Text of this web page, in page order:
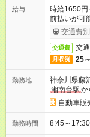
給与
時給1650
前払いが可
交通費
交通費 交
月収例 25
勤務地
神奈川県藤
湘南台駅か
自動車販
勤務時間 8:45～